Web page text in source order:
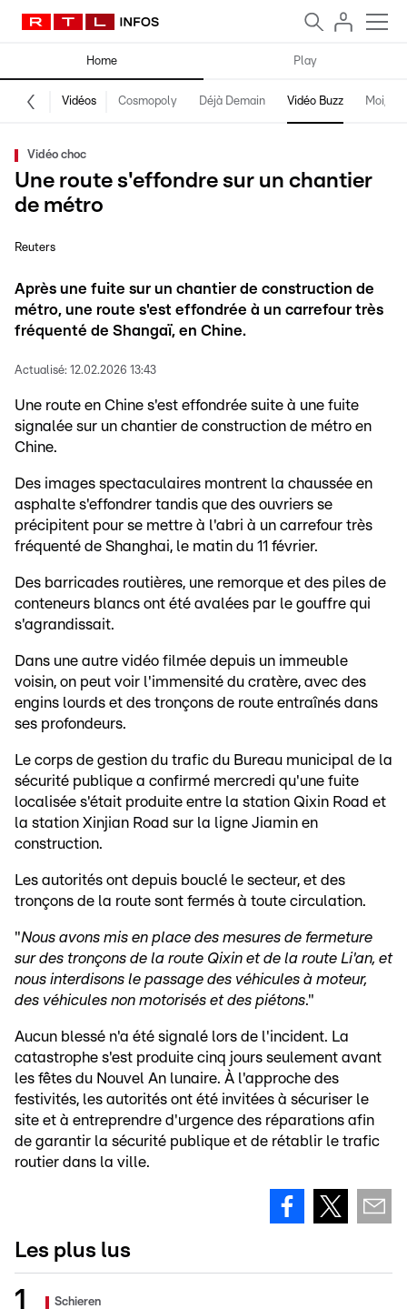
Home Play
Vidéos Cosmopoly Déjà Demain Vidéo Buzz Moi,
Vidéo choc
Une route s'effondre sur un chantier
de métro
Reuters
Après une fuite sur un chantier de construction de
métro, une route s'est effondrée à un carrefour très
fréquenté de Shangaï, en Chine.
Actualisé: 12.02.2026 13:43
Une route en Chine s'est effondrée suite à une fuite
signalée sur un chantier de construction de métro en
Chine.
Des images spectaculaires montrent la chaussée en
asphalte s'effondrer tandis que des ouvriers se
précipitent pour se mettre à l'abri à un carrefour très
fréquenté de Shanghai, le matin du 11 février.
Des barricades routières, une remorque et des piles de
conteneurs blancs ont été avalées par le gouffre qui
s'agrandissait.
Dans une autre vidéo filmée depuis un immeuble
voisin, on peut voir l'immensité du cratère, avec des
engins lourds et des tronçons de route entraînés dans
ses profondeurs.
Le corps de gestion du trafic du Bureau municipal de la
sécurité publique a confirmé mercredi qu'une fuite
localisée s'était produite entre la station Qixin Road et
la station Xinjian Road sur la ligne Jiamin en
construction.
Les autorités ont depuis bouclé le secteur, et des
tronçons de la route sont fermés à toute circulation.
"Nous avons mis en place des mesures de fermeture
sur des tronçons de la route Qixin et de la route Li'an, et
nous interdisons le passage des véhicules à moteur,
des véhicules non motorisés et des piétons."
Aucun blessé n'a été signalé lors de l'incident. La
catastrophe s'est produite cinq jours seulement avant
les fêtes du Nouvel An lunaire. À l'approche des
festivités, les autorités ont été invitées à sécuriser le
site et à entreprendre d'urgence des réparations afin
de garantir la sécurité publique et de rétablir le trafic
routier dans la ville.
Les plus lus
Schieren